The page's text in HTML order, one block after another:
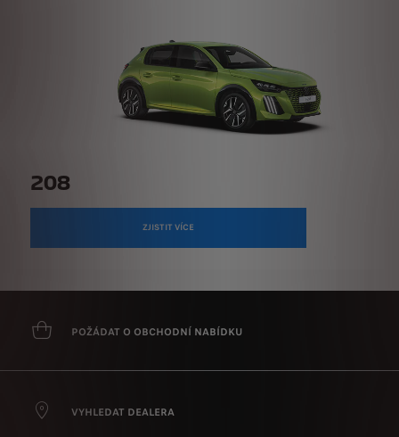
208
ZJISTIT VÍCE
POŽÁDAT O OBCHODNÍ NABÍDKU
VYHLEDAT DEALERA